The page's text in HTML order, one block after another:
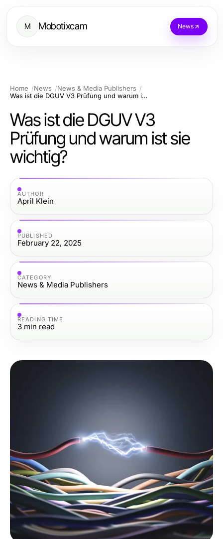
M Mobotixcam News
Home News
News & Media Publishers
Was ist die DGUV V3 Prüfung und warum ist sie wichtig?
Was ist die DGUV V3
Prüfung und warum ist sie
wichtig?
AUTHOR
April Klein
PUBLISHED
February 22, 2025
CATEGORY
News & Media Publishers
READING TIME
3 min read